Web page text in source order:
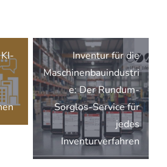
Inventur für die
Maschinenbauindustri
e: Der Rundum-
Sorglos-Service für
jedes
Inventurverfahren